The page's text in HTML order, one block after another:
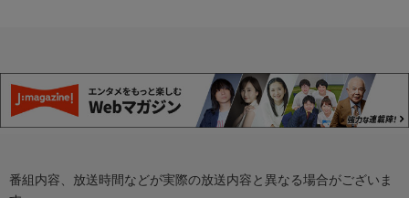
番組内容、放送時間などが実際の放送内容と異なる場合がございま